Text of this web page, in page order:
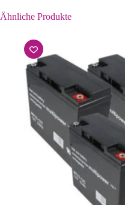
Ähnliche Produkte